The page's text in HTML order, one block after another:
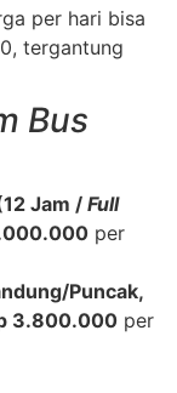
per hari bisa
tergantung
Bus
Jam / Full
per
Puncak,
3.800.000 per